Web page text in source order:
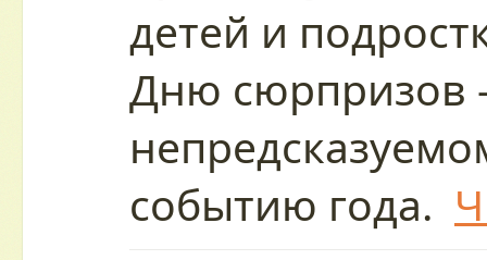
детей и
Дню сюрпризов
событию года.